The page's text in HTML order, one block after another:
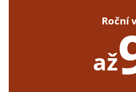
Roční
až